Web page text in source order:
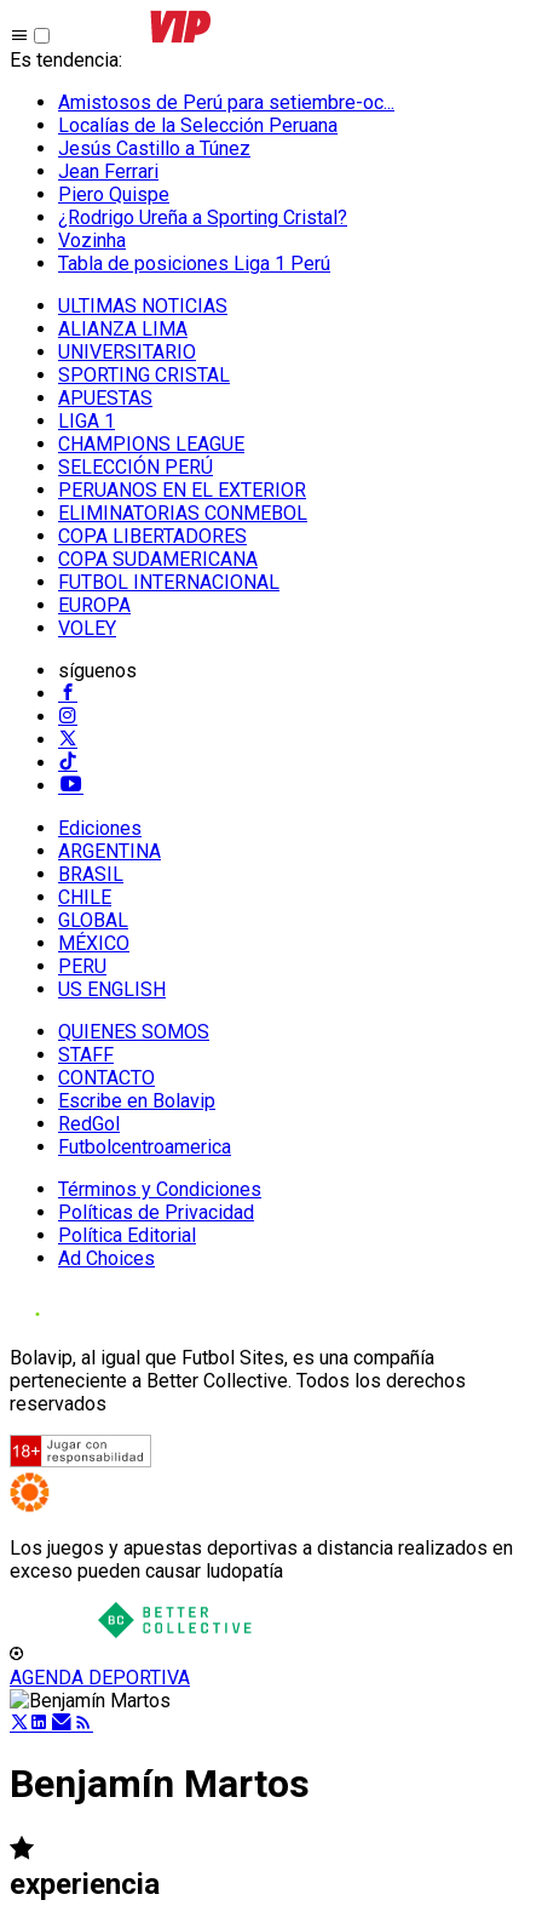
Es tendencia:
Amistosos de Perú para setiembre-oc...
Localías de la Selección Peruana
Jesús Castillo a Túnez
Jean Ferrari
Piero Quispe
¿Rodrigo Ureña a Sporting Cristal?
Vozinha
Tabla de posiciones Liga 1 Perú
ULTIMAS NOTICIAS
ALIANZA LIMA
UNIVERSITARIO
SPORTING CRISTAL
APUESTAS
LIGA 1
CHAMPIONS LEAGUE
SELECCIÓN PERÚ
PERUANOS EN EL EXTERIOR
ELIMINATORIAS CONMEBOL
COPA LIBERTADORES
COPA SUDAMERICANA
FUTBOL INTERNACIONAL
EUROPA
VOLEY
síguenos
Ediciones
ARGENTINA
BRASIL
CHILE
GLOBAL
MÉXICO
PERU
US ENGLISH
QUIENES SOMOS
STAFF
CONTACTO
Escribe en Bolavip
RedGol
Futbolcentroamerica
Términos y Condiciones
Políticas de Privacidad
Política Editorial
Ad Choices
Bolavip, al igual que Futbol Sites, es una compañía
perteneciente a Better Collective. Todos los derechos
reservados
Los juegos y apuestas deportivas a distancia realizados en
exceso pueden causar ludopatía
AGENDA DEPORTIVA
Benjamín Martos
experiencia